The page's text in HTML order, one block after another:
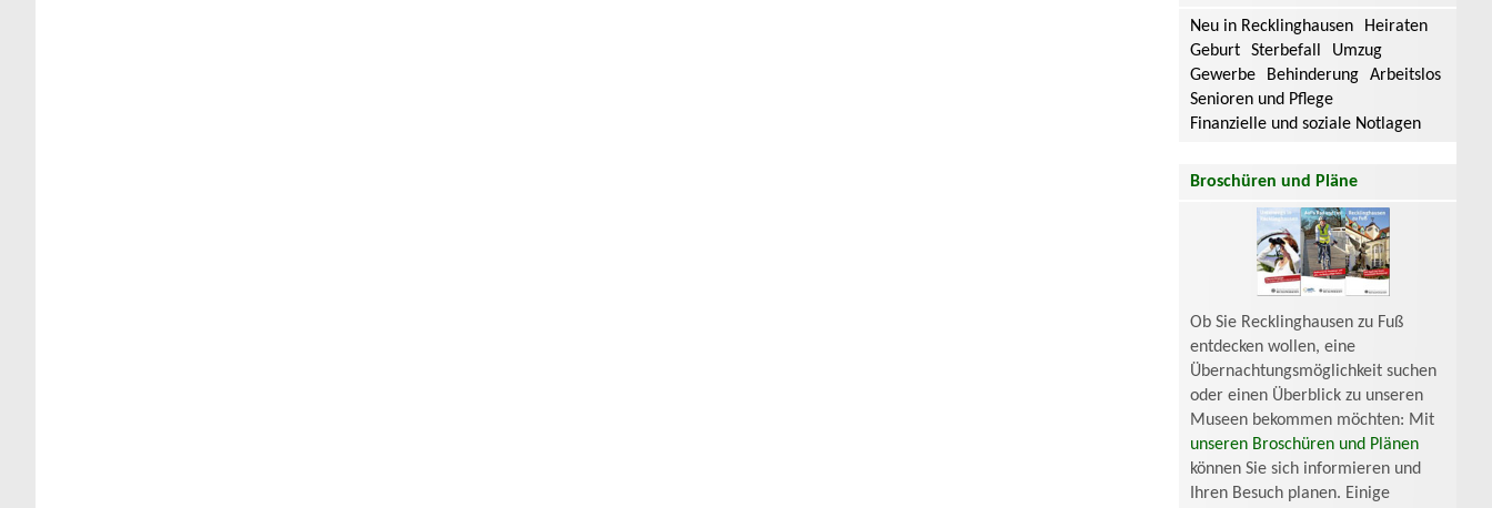
Neu in Recklinghausen
Heiraten
Geburt
Sterbefall
Umzug
Gewerbe
Behinderung
Arbeitslos
Senioren und Pflege
Finanzielle und soziale Notlagen
Broschüren und Pläne
Ob Sie Recklinghausen zu Fuß
entdecken wollen, eine
Übernachtungsmöglichkeit suchen
oder einen Überblick zu unseren
Museen bekommen möchten: Mit
unseren Broschüren und Plänen
können Sie sich informieren und
Ihren Besuch planen. Einige